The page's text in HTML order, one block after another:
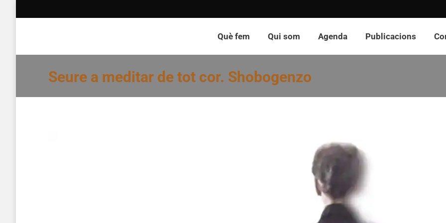
Què fem Qui som Agenda Publicacions
Seure a meditar de tot cor. Shobogenzo